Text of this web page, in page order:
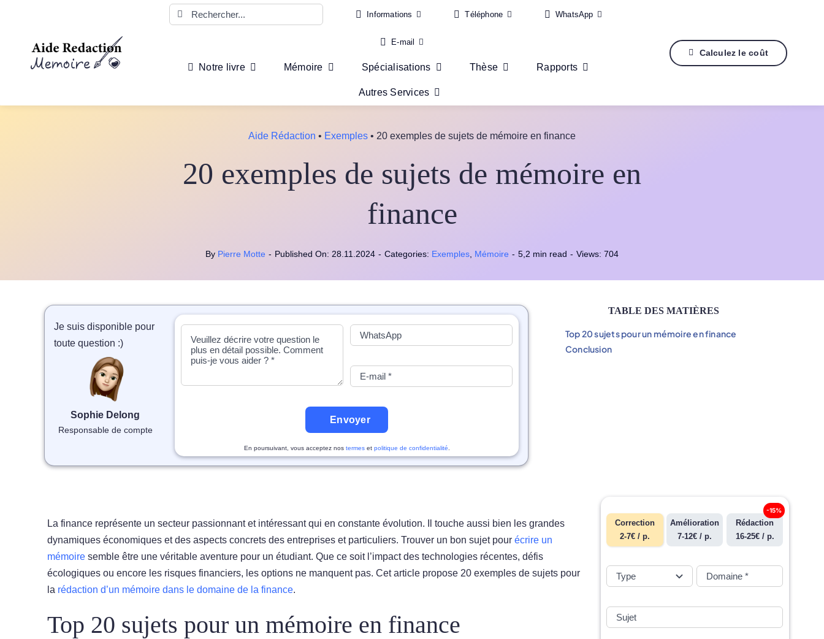
Rechercher: Informations Téléphone WhatsApp
E-mail
Notre livre Mémoire Spécialisations Thèse Rapports
Autres Services
Calculez le coût
Aide Rédaction • Exemples • 20 exemples de sujets de mémoire en finance
20 exemples de sujets de mémoire en
finance
By Pierre Motte - Published On: 28.11.2024 - Categories: Exemples Mémoire - 5,2 min read - Views: 704
Je suis disponible pour
toute question :)
Sophie Delong
Responsable de compte
Envoyer
En poursuivant, vous acceptez nos termeset politique de confidentialité
TABLE DES MATIÈRES
Top 20 sujets pour un mémoire en finance
Conclusion
La finance représente un secteur passionnant et intéressant qui en constante évolution. Il touche aussi bien les grandes
dynamiques économiques et des aspects concrets des entreprises et particuliers. Trouver un bon sujet pour écrire un
mémoire semble être une véritable aventure pour un étudiant. Que ce soit l’impact des technologies récentes, défis
écologiques ou encore les risques financiers, les options ne manquent pas. Cet article propose 20 exemples de sujets pour
la rédaction d’un mémoire dans le domaine de la finance.
Top 20 sujets pour un mémoire en finance
Correction
2-7€ / p.
Amélioration
7-12€ / p.
Rédaction
16-25€ / p.
-15%